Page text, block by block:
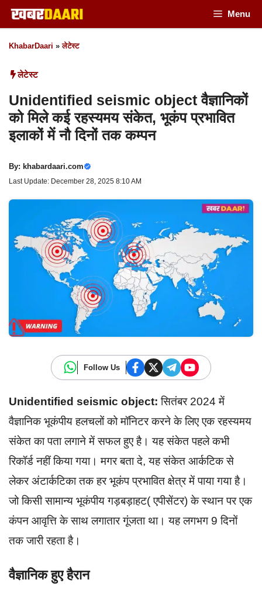
Skip
to
content
Menu
KhabarDaari »लेटेस्ट
लेटेस्ट
Unidentified seismic object वैज्ञानिकों
को मिले कई रहस्यमय संकेत, भूकंप प्रभावित
इलाकों में नौ दिनों तक कम्पन
By: khabardaari.com
Last Update: December 28, 2025 8:10 AM
Follow Us
Unidentified seismic object: सितंबर 2024 में
वैज्ञानिक भूकंपीय हलचलों को मॉनिटर करने के लिए एक रहस्यमय
संकेत का पता लगाने में सफल हुए है। यह संकेत पहले कभी
रिकॉर्ड नहीं किया गया। मगर बता दे, यह संकेत आर्कटिक से
लेकर अंटार्कटिका तक हर भूकंप प्रभावित क्षेत्र में पाया गया है।
जो किसी सामान्य भूकंपीय गड़बड़ाहट( एपीसेंटर) के स्थान पर एक
कंपन आवृत्ति के साथ लगातार गूंजता था। यह लगभग 9 दिनों
तक जारी रहता है।
वैज्ञानिक हुए हैरान